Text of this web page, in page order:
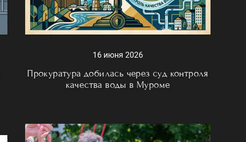
16 июня 2026
Прокуратура добилась через суд контроля
качества воды в Муроме